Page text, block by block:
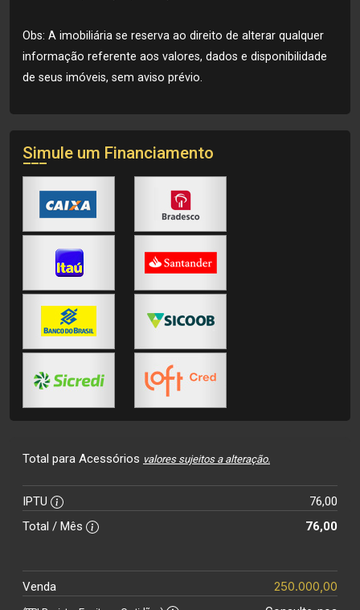
Obs: A imobiliária se reserva ao direito de alterar qualquer
informação referente aos valores, dados e disponibilidade
de seus imóveis, sem aviso prévio.
Simule um Financiamento
Total para Acessórios valores sujeitos a alteração.
IPTU
76,00
Total / Mês
76,00
Venda 250.000,00